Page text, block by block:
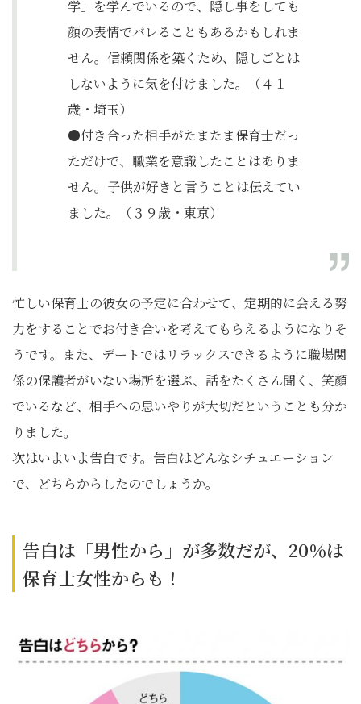
学」を学んでいるので、隠し事をしても
顔の表情でバレることもあるかもしれま
せん。信頼関係を築くため、隠しごとは
しないように気を付けました。（４１
歳・埼玉）
●付き合った相手がたまたま保育士だっ
ただけで、職業を意識したことはありま
せん。子供が好きと言うことは伝えてい
ました。（３９歳・東京）
忙しい保育士の彼女の予定に合わせて、定期的に会える努
力をすることでお付き合いを考えてもらえるようになりそ
うです。また、デートではリラックスできるように職場関
係の保護者がいない場所を選ぶ、話をたくさん聞く、笑顔
でいるなど、相手への思いやりが大切だということも分か
りました。
次はいよいよ告白です。告白はどんなシチュエーション
で、どちらからしたのでしょうか。
告白は「男性から」が多数だが、20％は
保育士女性からも！